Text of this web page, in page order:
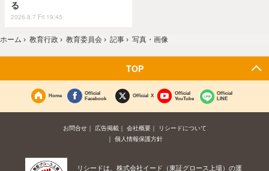
る
2026.8.7 Fri 19:45
ホーム › 教育行政 › 教育委員会 › 記事 › 写真・画像
TOP
Home
Official
Facebook
Official X
Official
YouTube
Official
LINE
お問合せ 広告掲載 会社概要
リシードについて
個人情報保護方針
リシードは、株式会社イード（東証グロース上場）の運